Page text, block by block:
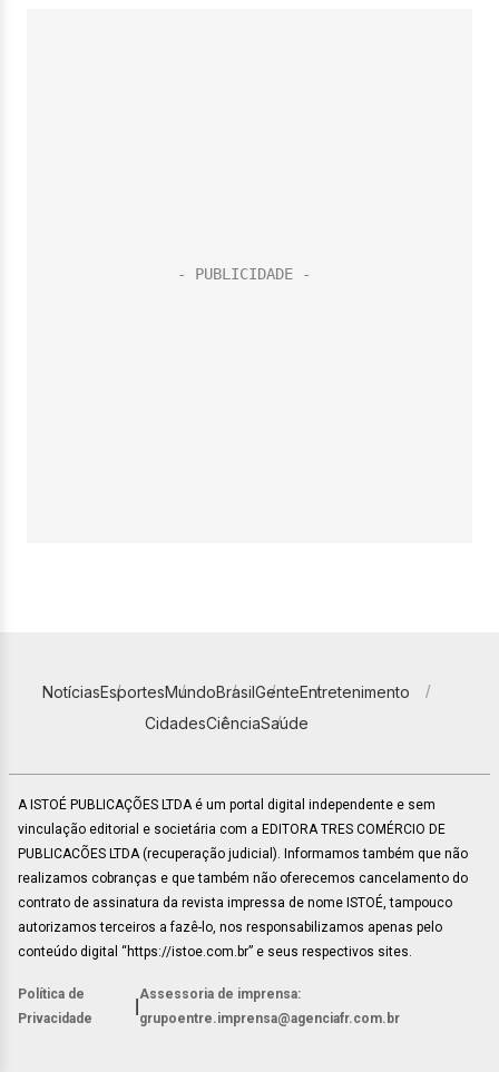
NotíciasEsportesMundoBrasilGenteEntretenimento
CidadesCiênciaSaúde
A ISTOÉ PUBLICAÇÕES LTDA é um portal digital independente e sem
vinculação editorial e societária com a EDITORA TRES COMÉRCIO DE
PUBLICACÕES LTDA (recuperação judicial). Informamos também que não
realizamos cobranças e que também não oferecemos cancelamento do
contrato de assinatura da revista impressa de nome ISTOÉ, tampouco
autorizamos terceiros a fazê-lo, nos responsabilizamos apenas pelo
conteúdo digital “https://istoe.com.br” e seus respectivos sites.
Política de
Privacidade
Assessoria de imprensa:
grupoentre.imprensa@agenciafr.com.br